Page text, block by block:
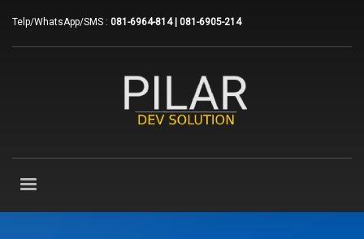
Telp/WhatsApp/SMS : 081-6964-814 | 081-6905-214